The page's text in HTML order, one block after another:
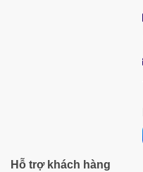
Hỗ trợ khách hàng